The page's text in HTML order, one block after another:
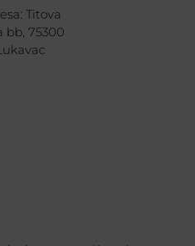
Titova
bb, 75300